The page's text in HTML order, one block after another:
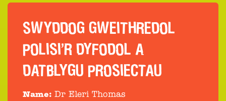
SWYDDOG GWEITHREDOL
POLISI’R DYFODOL A
DATBLYGU PROSIECTAU
Name: Dr Eleri Thomas